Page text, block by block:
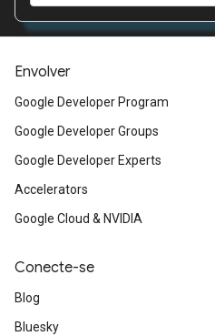
Envolver
Google Developer Program
Google Developer Groups
Google Developer Experts
Accelerators
Google Cloud & NVIDIA
Conecte-se
Blog
Bluesky